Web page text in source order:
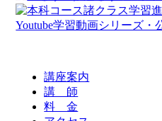
Youtube学習動画シリーズ・
講座案内
講 師
料 金